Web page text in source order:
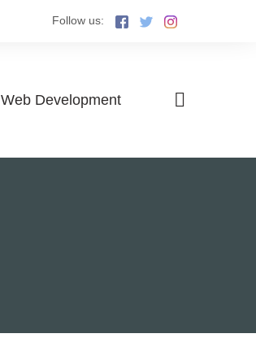
Follow us:
Web Development